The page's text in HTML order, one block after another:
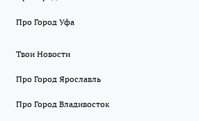
Про Город Уфа
Твои Новости
Про Город Ярославль
Про Город Владивосток